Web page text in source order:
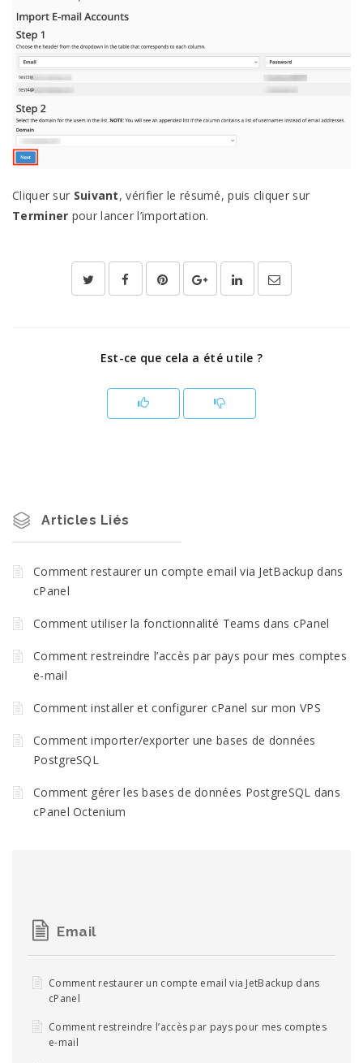
Cliquer sur Suivant, vérifier le résumé, puis cliquer sur
Terminer pour lancer l’importation.
Est-ce que cela a été utile ?
Articles Liés
Comment restaurer un compte email via JetBackup dans
cPanel
Comment utiliser la fonctionnalité Teams dans cPanel
Comment restreindre l’accès par pays pour mes comptes
e-mail
Comment installer et configurer cPanel sur mon VPS
Comment importer/exporter une bases de données
PostgreSQL
Comment gérer les bases de données PostgreSQL dans
cPanel Octenium
Email
Comment restaurer un compte email via JetBackup dans
cPanel
Comment restreindre l’accès par pays pour mes comptes
e-mail